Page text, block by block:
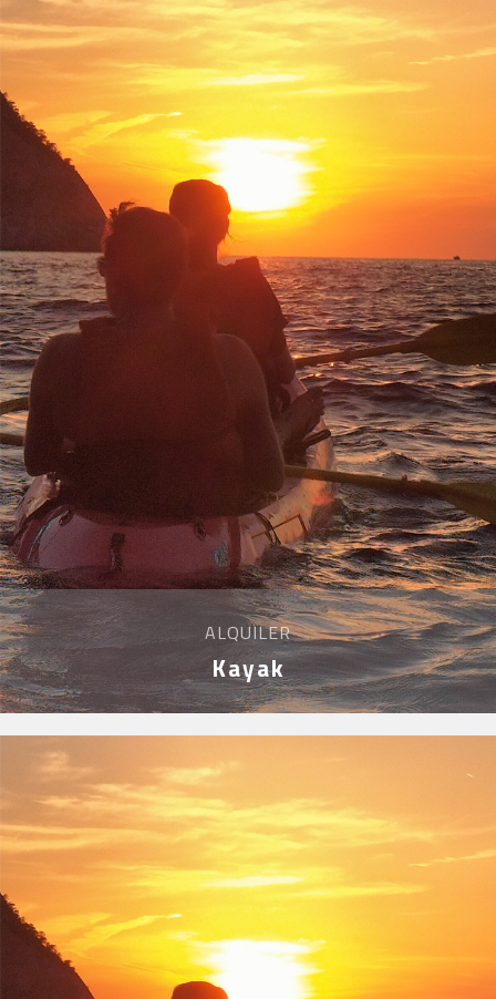
ALQUILER
Kayak